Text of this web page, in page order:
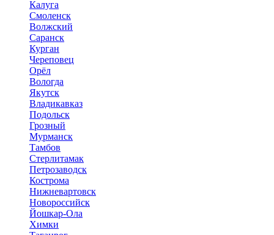
Калуга
Смоленск
Волжский
Саранск
Курган
Череповец
Орёл
Вологда
Якутск
Владикавказ
Подольск
Грозный
Мурманск
Тамбов
Стерлитамак
Петрозаводск
Кострома
Нижневартовск
Новороссийск
Йошкар-Ола
Химки